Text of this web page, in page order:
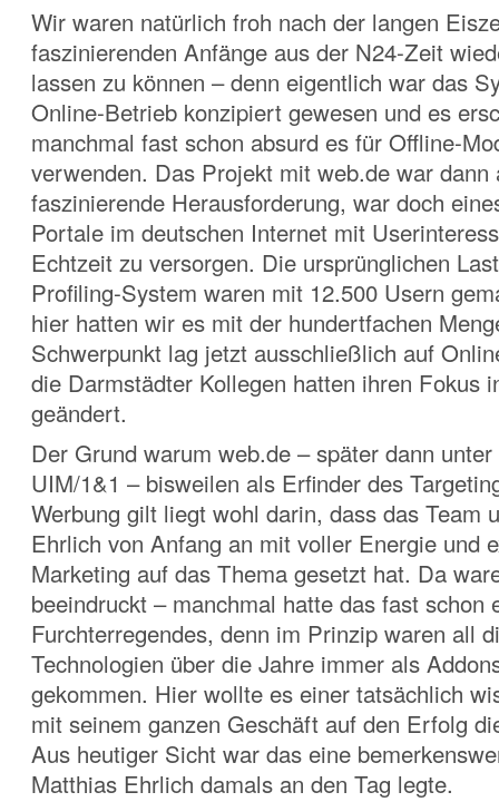
Wir waren natürlich froh nach der langen
faszinierenden Anfänge aus der N24-Zeit
lassen zu können – denn eigentlich war das
Online-Betrieb konzipiert gewesen und es
manchmal fast schon absurd es für Offline-
verwenden. Das Projekt mit web.de war dann
faszinierende Herausforderung, war doch
Portale im deutschen Internet mit
Echtzeit zu versorgen. Die ursprünglichen
Profiling-System waren mit 12.500 Usern
hier hatten wir es mit der hundertfachen
Schwerpunkt lag jetzt ausschließlich auf
die Darmstädter Kollegen hatten ihren Fokus
geändert.
Der Grund warum web.de – später dann
UIM/1&1 – bisweilen als Erfinder des
Werbung gilt liegt wohl darin, dass das Team
Ehrlich von Anfang an mit voller Energie und
Marketing auf das Thema gesetzt hat. Da
beeindruckt – manchmal hatte das fast schon
Furchterregendes, denn im Prinzip waren all
Technologien über die Jahre immer als
gekommen. Hier wollte es einer tatsächlich
mit seinem ganzen Geschäft auf den Erfolg
Aus heutiger Sicht war das eine
Matthias Ehrlich damals an den Tag legte.